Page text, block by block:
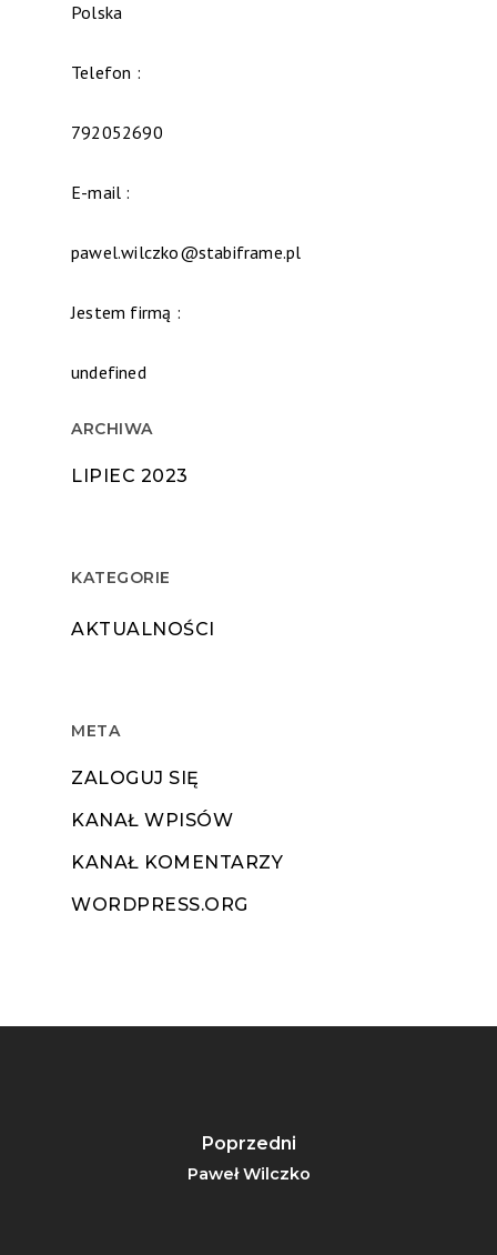
Polska
Telefon :
792052690
E-mail :
pawel.wilczko@stabiframe.pl
Jestem firmą :
undefined
ARCHIWA
LIPIEC 2023
KATEGORIE
AKTUALNOŚCI
META
ZALOGUJ SIĘ
KANAŁ WPISÓW
KANAŁ KOMENTARZY
WORDPRESS.ORG
Poprzedni
Paweł Wilczko